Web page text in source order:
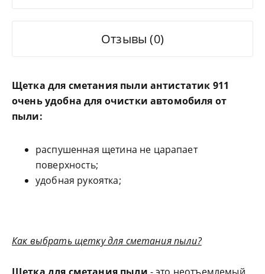
Отзывы (0)
Щетка для сметания пыли антистатик 911
очень удобна для очистки автомобиля от
пыли:
распушенная щетина не царапает
поверхность;
удобная рукоятка;
Как выбрать щетку для сметания пыли?